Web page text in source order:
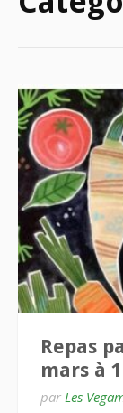
Repas
mars à
par Les